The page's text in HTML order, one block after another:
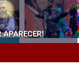
APARECER!